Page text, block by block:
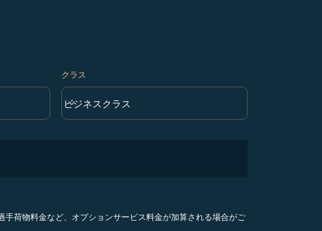
クラス
クラス option ビジネスクラス Selected
ビジネスクラス
keyboard_arrow_down
荷物料金など、オプションサービス料金が加算される場合がご